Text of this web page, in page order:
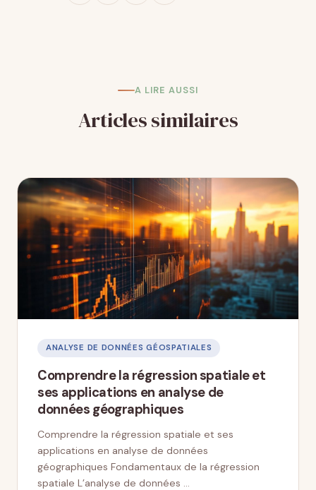
A LIRE AUSSI
Articles similaires
ANALYSE DE DONNÉES GÉOSPATIALES
Comprendre la régression spatiale et
ses applications en analyse de
données géographiques
Comprendre la régression spatiale et ses
applications en analyse de données
géographiques Fondamentaux de la régression
spatiale L’analyse de données …